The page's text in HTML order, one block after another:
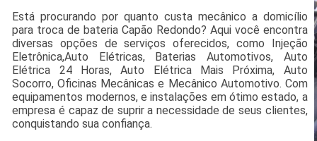
Está procurando por quanto custa mecânico a domicílio
para troca de bateria Capão Redondo? Aqui você encontra
diversas opções de serviços oferecidos, como Injeção
Eletrônica,Auto Elétricas, Baterias Automotivos, Auto
Elétrica 24 Horas, Auto Elétrica Mais Próxima, Auto
Socorro, Oficinas Mecânicas e Mecânico Automotivo. Com
equipamentos modernos, e instalações em ótimo estado, a
empresa é capaz de suprir a necessidade de seus clientes,
conquistando sua confiança.